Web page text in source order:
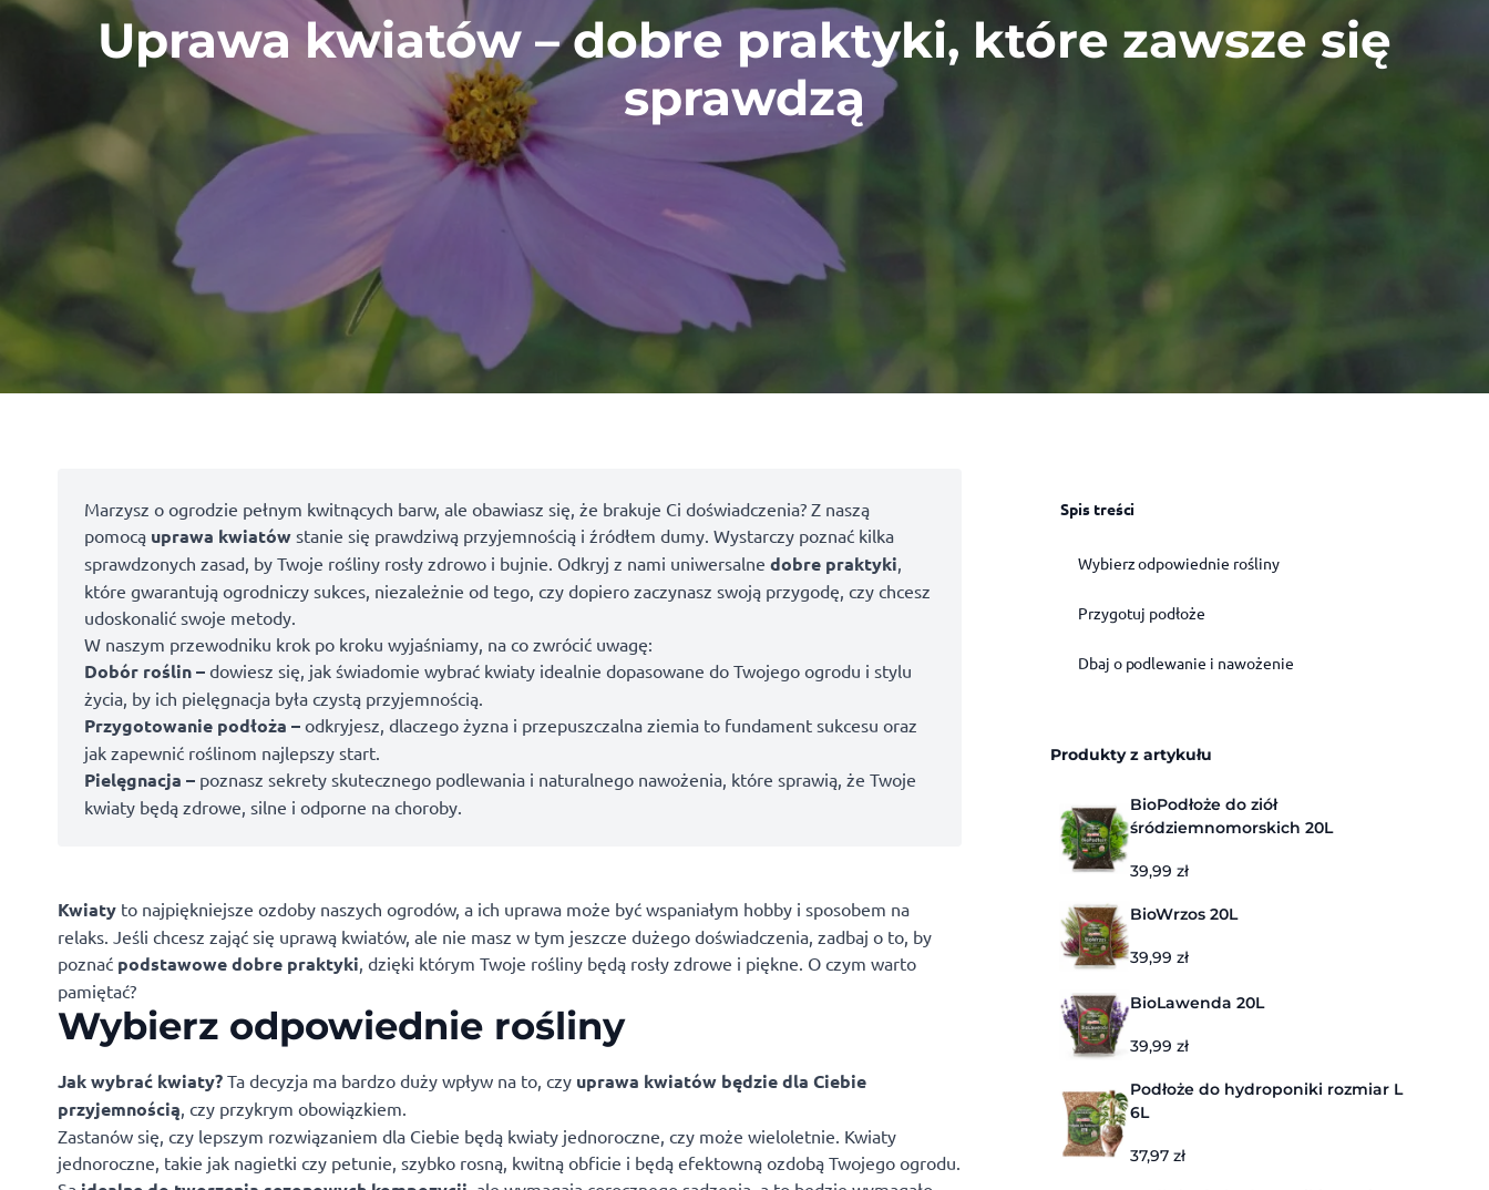
Uprawa kwiatów – dobre praktyki, które zawsze się
sprawdzą
Marzysz o ogrodzie pełnym kwitnących barw, ale obawiasz się, że brakuje Ci doświadczenia? Z naszą
pomocą uprawa kwiatów stanie się prawdziwą przyjemnością i źródłem dumy. Wystarczy poznać kilka
sprawdzonych zasad, by Twoje rośliny rosły zdrowo i bujnie. Odkryj z nami uniwersalne dobre praktyki,
które gwarantują ogrodniczy sukces, niezależnie od tego, czy dopiero zaczynasz swoją przygodę, czy chcesz
udoskonalić swoje metody.
W naszym przewodniku krok po kroku wyjaśniamy, na co zwrócić uwagę:
Dobór roślin – dowiesz się, jak świadomie wybrać kwiaty idealnie dopasowane do Twojego ogrodu i stylu
życia, by ich pielęgnacja była czystą przyjemnością.
Przygotowanie podłoża – odkryjesz, dlaczego żyzna i przepuszczalna ziemia to fundament sukcesu oraz
jak zapewnić roślinom najlepszy start.
Pielęgnacja – poznasz sekrety skutecznego podlewania i naturalnego nawożenia, które sprawią, że Twoje
kwiaty będą zdrowe, silne i odporne na choroby.
Kwiaty to najpiękniejsze ozdoby naszych ogrodów, a ich uprawa może być wspaniałym hobby i sposobem na
relaks. Jeśli chcesz zająć się uprawą kwiatów, ale nie masz w tym jeszcze dużego doświadczenia, zadbaj o to, by
poznać podstawowe dobre praktyki, dzięki którym Twoje rośliny będą rosły zdrowe i piękne. O czym warto
pamiętać?
Wybierz odpowiednie rośliny
Jak wybrać kwiaty? Ta decyzja ma bardzo duży wpływ na to, czy uprawa kwiatów będzie dla Ciebie
przyjemnością , czy przykrym obowiązkiem.
Zastanów się, czy lepszym rozwiązaniem dla Ciebie będą kwiaty jednoroczne, czy może wieloletnie. Kwiaty
jednoroczne, takie jak nagietki czy petunie, szybko rosną, kwitną obficie i będą efektowną ozdobą Twojego ogrodu.
Spis treści
Wybierz odpowiednie rośliny
Przygotuj podłoże
Dbaj o podlewanie i nawożenie
Produkty z artykułu
BioPodłoże do ziół
śródziemnomorskich 20L
39,99 zł
BioWrzos 20L
39,99 zł
BioLawenda 20L
39,99 zł
Podłoże do hydroponiki rozmiar L
6L
37,97 zł